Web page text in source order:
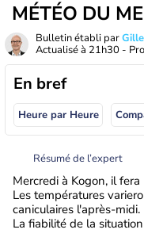
MÉTÉO DU
Bulletin établi par
Actualisé à 21h30 -
En bref
Heure par Heure
Résumé de l’expert
Mercredi à Kogon, il fera
Les températures
caniculaires l'après-midi.
La fiabilité de la